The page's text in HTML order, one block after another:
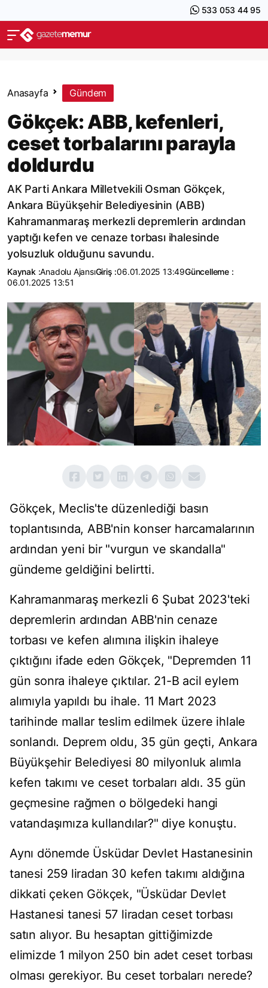
533 053 44 95
Anasayfa Gündem
Gökçek: ABB, kefenleri,
ceset torbalarını parayla
doldurdu
AK Parti Ankara Milletvekili Osman Gökçek,
Ankara Büyükşehir Belediyesinin (ABB)
Kahramanmaraş merkezli depremlerin ardından
yaptığı kefen ve cenaze torbası ihalesinde
yolsuzluk olduğunu savundu.
Kaynak :Anadolu AjansıGiriş :06.01.2025 13:49Güncelleme :
06.01.2025 13:51
Gökçek, Meclis'te düzenlediği basın
toplantısında, ABB'nin konser harcamalarının
ardından yeni bir "vurgun ve skandalla"
gündeme geldiğini belirtti.
Kahramanmaraş merkezli 6 Şubat 2023'teki
depremlerin ardından ABB'nin cenaze
torbası ve kefen alımına ilişkin ihaleye
çıktığını ifade eden Gökçek, "Depremden 11
gün sonra ihaleye çıktılar. 21-B acil eylem
alımıyla yapıldı bu ihale. 11 Mart 2023
tarihinde mallar teslim edilmek üzere ihlale
sonlandı. Deprem oldu, 35 gün geçti, Ankara
Büyükşehir Belediyesi 80 milyonluk alımla
kefen takımı ve ceset torbaları aldı. 35 gün
geçmesine rağmen o bölgedeki hangi
vatandaşımıza kullandılar?" diye konuştu.
Aynı dönemde Üsküdar Devlet Hastanesinin
tanesi 259 liradan 30 kefen takımı aldığına
dikkati çeken Gökçek, "Üsküdar Devlet
Hastanesi tanesi 57 liradan ceset torbası
satın alıyor. Bu hesaptan gittiğimizde
elimizde 1 milyon 250 bin adet ceset torbası
olması gerekiyor. Bu ceset torbaları nerede?